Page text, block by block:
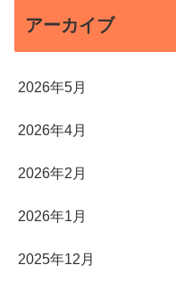
アーカイブ
2026年5月
2026年4月
2026年2月
2026年1月
2025年12月